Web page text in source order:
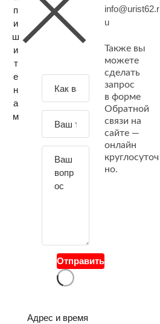
п
и
ш
и
т
е
н
а
м
с
Отправить
info@urist62.r
u
Также вы
можете
сделать
запрос
в форме
Обратной
связи на
сайте —
онлайн
круглосуточ
но.
Адрес и время